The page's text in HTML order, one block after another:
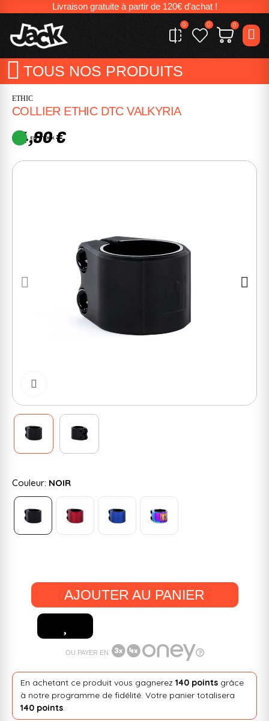
Livraison gratuite à partir de 120€ d'achat !
0 0 0
TOUS NOS PRODUITS
ETHIC
COLLIER ETHIC DTC VALKYRIA
14,90 €
EN STOCK
Couleur: NOIR
AJOUTER AU PANIER
OU PAYER EN
En achetant ce produit vous gagnerez 140 pointsgrâce
à notre programme de fidélité. Votre panier totalisera
140 points.